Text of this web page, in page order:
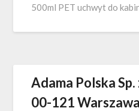
500ml PET uchwyt do
Adama Polska Sp.
00-121 Warszawa